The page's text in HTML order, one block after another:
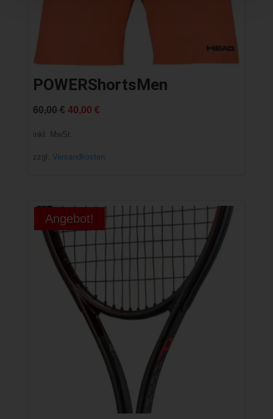
POWERShortsMen
60,00 € Ursprünglicher
40,00 €Aktueller
inkl. MwSt.
zzgl. Versandkosten
Angebot!